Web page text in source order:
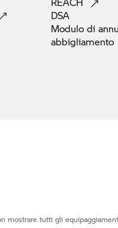
DSA
Modulo di
abbigliamento
mostrare tutti gli